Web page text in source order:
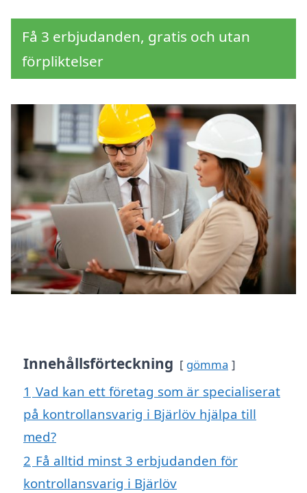
Få 3 erbjudanden, gratis och utan
förpliktelser
Innehållsförteckning gömma
1 Vad kan ett företag som är specialiserat
på kontrollansvarig i Bjärlöv hjälpa till
med?
2 Få alltid minst 3 erbjudanden för
kontrollansvarig i Bjärlöv